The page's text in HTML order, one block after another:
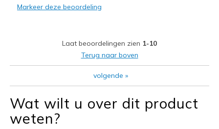
Beste toepassingen
Casual Wear
Sizing
Feels true to size
View On Shoes
Markeer deze beoordeling
Laat beoordelingen zien 1-10
Terug naar boven
volgende »
Wat wilt u over dit product
weten?